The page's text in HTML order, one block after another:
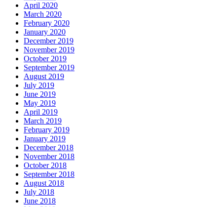
April 2020
March 2020
February 2020
January 2020
December 2019
November 2019
October 2019
September 2019
August 2019
July 2019
June 2019
May 2019
April 2019
March 2019
February 2019
January 2019
December 2018
November 2018
October 2018
September 2018
August 2018
July 2018
June 2018